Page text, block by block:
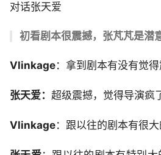
对话张天爱
初看剧本很震撼，张芃芃是潜
Vlinkage：拿到剧本有没有觉得
张天爱： 超级震撼，觉得导演疯
Vlinkage：跟以往的剧本有很大